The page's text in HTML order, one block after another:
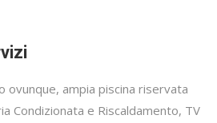
ovunque, ampia piscina riservata
Condizionata e Riscaldamento, TV